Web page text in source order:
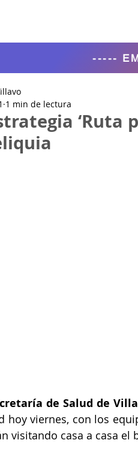
‘Ruta
1 min de lectura
de Salud de
hoy viernes, con los
visitando casa a casa el
-----